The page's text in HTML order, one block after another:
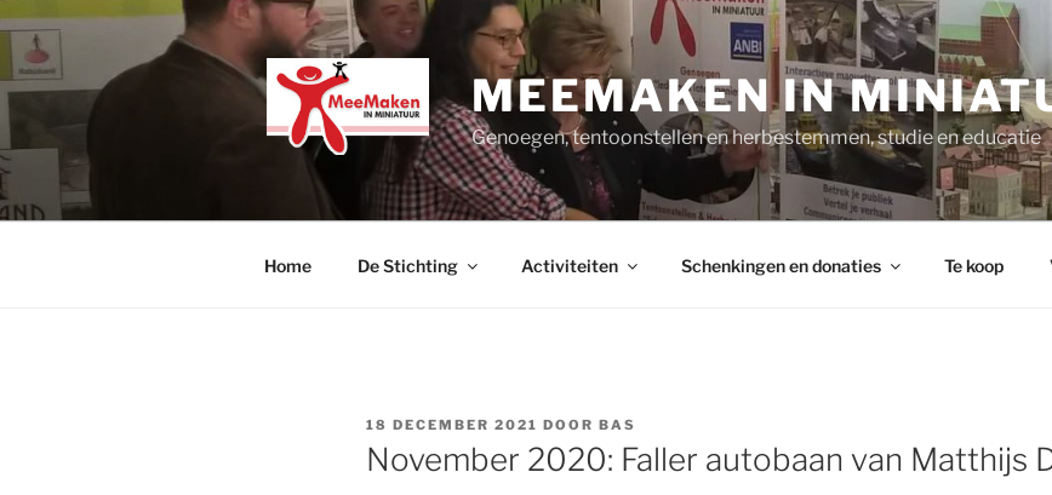
Ga
naar
de
inhoud
MEEMAKEN IN
Genoegen, tentoonstellen en herbestemmen, studie en educatie
Home De Stichting Activiteiten Schenkingen en donaties Te koop
GEPLAATST
OP
18 DECEMBER 2021 DOOR BAS
November 2020: Faller autobaan van Matthijs